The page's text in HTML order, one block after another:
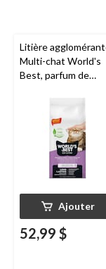
Litière
Multi-chat World's
Best, parfum de
Ajouter
52,99 $